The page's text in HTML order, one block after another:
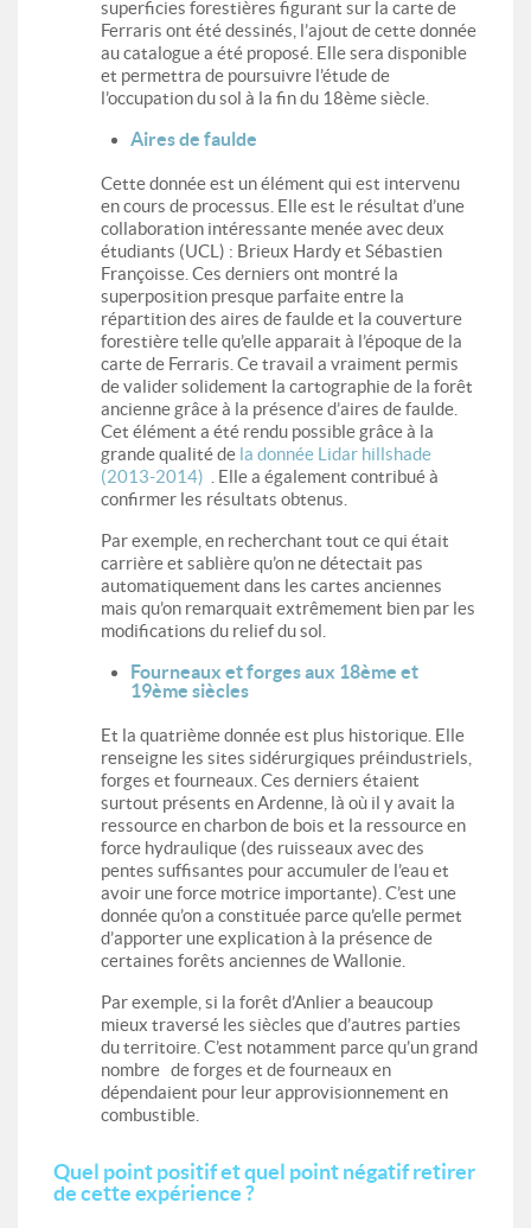
superficies forestières figurant sur la carte de
Ferraris ont été dessinés, l’ajout de cette donnée
au catalogue a été proposé. Elle sera disponible
et permettra de poursuivre l’étude de
l’occupation du sol à la fin du 18ème siècle.
Aires de faulde
Cette donnée est un élément qui est intervenu
en cours de processus. Elle est le résultat d’une
collaboration intéressante menée avec deux
étudiants (UCL) : Brieux Hardy et Sébastien
Françoisse. Ces derniers ont montré la
superposition presque parfaite entre la
répartition des aires de faulde et la couverture
forestière telle qu’elle apparait à l’époque de la
carte de Ferraris. Ce travail a vraiment permis
de valider solidement la cartographie de la forêt
ancienne grâce à la présence d’aires de faulde.
Cet élément a été rendu possible grâce à la
grande qualité de la donnée Lidar hillshade
(2013-2014) . Elle a également contribué à
confirmer les résultats obtenus.
Par exemple, en recherchant tout ce qui était
carrière et sablière qu’on ne détectait pas
automatiquement dans les cartes anciennes
mais qu’on remarquait extrêmement bien par les
modifications du relief du sol.
Fourneaux et forges aux 18ème et
19ème siècles
Et la quatrième donnée est plus historique. Elle
renseigne les sites sidérurgiques préindustriels,
forges et fourneaux. Ces derniers étaient
surtout présents en Ardenne, là où il y avait la
ressource en charbon de bois et la ressource en
force hydraulique (des ruisseaux avec des
pentes suffisantes pour accumuler de l’eau et
avoir une force motrice importante). C’est une
donnée qu’on a constituée parce qu’elle permet
d’apporter une explication à la présence de
certaines forêts anciennes de Wallonie.
Par exemple, si la forêt d’Anlier a beaucoup
mieux traversé les siècles que d’autres parties
du territoire. C’est notamment parce qu’un grand
nombre de forges et de fourneaux en
dépendaient pour leur approvisionnement en
combustible.
Quel point positif et quel point négatif retirer
de cette expérience ?